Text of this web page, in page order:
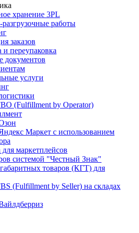
хранение 3PL
работы
заказов
переупаковка
документов
услуги
(Fulfillment by Operator)
Маркет с использованием
маркетплейсов
системой "Честный Знак"
товаров (КГТ) для
(Fulfillment by Seller) на складах